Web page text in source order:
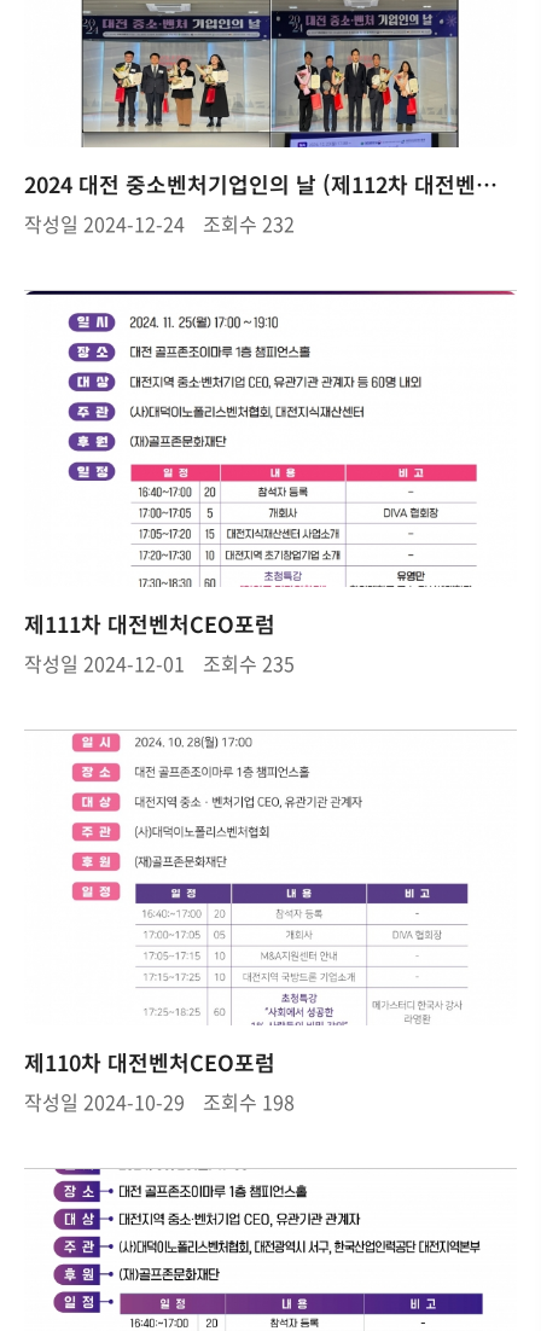
2024 대전 중소벤처기업인의 날 (제112차 대전벤처CEO포럼) 개최결과
작성일 2024-12-24 조회수 232
제111차 대전벤처CEO포럼
작성일 2024-12-01 조회수 235
제110차 대전벤처CEO포럼
작성일 2024-10-29 조회수 198